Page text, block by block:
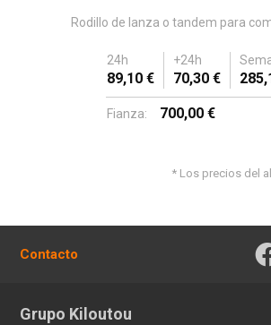
Rodillo de lanza o tandem para
24h +24h
89,10 € 70,30 €
Fianza: 700,00 €
* Los precios del
Contacto
Grupo Kiloutou